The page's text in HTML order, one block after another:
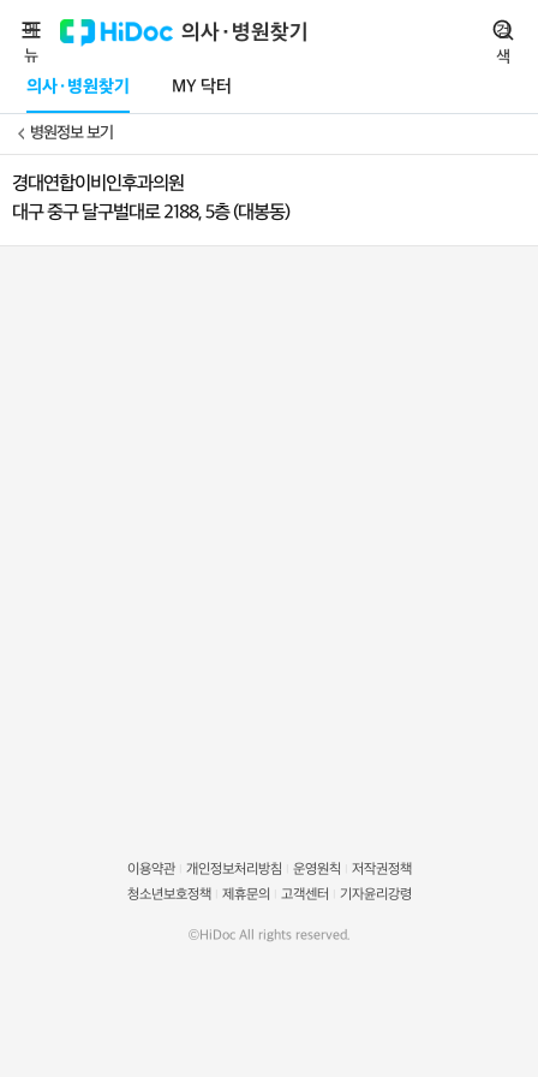
의사·병원찾기
의사·병원찾기 MY 닥터
메
뉴
검
색
병원정보 보기
경대연합이비인후과의원
대구 중구 달구벌대로 2188, 5층 (대봉동)
이용약관 개인정보처리방침 운영원칙
저작권정책
청소년보호정책
제휴문의 고객센터 기자윤리강령
©HiDoc All rights reserved.